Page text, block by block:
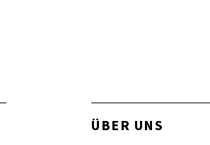
ÜBER UNS